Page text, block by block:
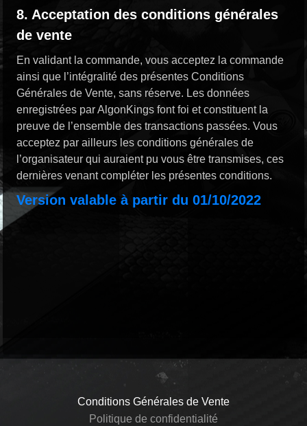
8. Acceptation des conditions générales
de vente
En validant la commande, vous acceptez la commande
ainsi que l’intégralité des présentes Conditions
Générales de Vente, sans réserve. Les données
enregistrées par AlgonKings font foi et constituent la
preuve de l’ensemble des transactions passées. Vous
acceptez par ailleurs les conditions générales de
l’organisateur qui auraient pu vous être transmises, ces
dernières venant compléter les présentes conditions.
Version valable à partir du 01/10/2022
Conditions Générales de Vente
Politique de confidentialité